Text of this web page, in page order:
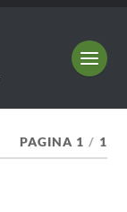
PAGINA 1 / 1